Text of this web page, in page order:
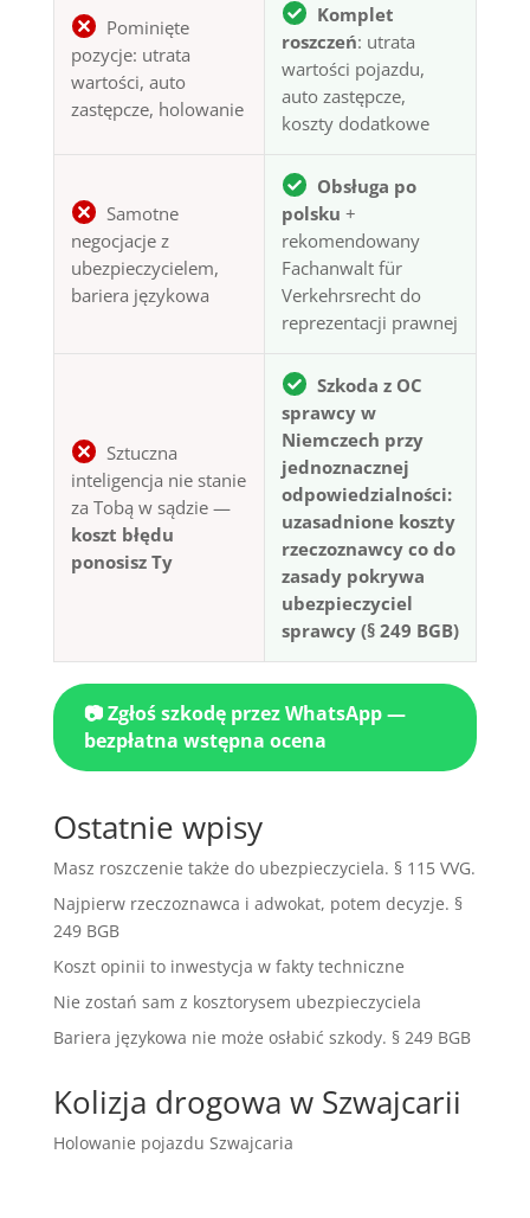
Pominięte
pozycje: utrata
wartości, auto
zastępcze, holowanie
Komplet
roszczeń: utrata
wartości pojazdu,
auto zastępcze,
koszty dodatkowe
Samotne
negocjacje z
ubezpieczycielem,
bariera językowa
Obsługa po
polsku +
rekomendowany
Fachanwalt für
Verkehrsrecht do
reprezentacji prawnej
Sztuczna
inteligencja nie stanie
za Tobą w sądzie —
koszt błędu
ponosisz Ty
Szkoda z OC
sprawcy w
Niemczech przy
jednoznacznej
odpowiedzialności:
uzasadnione koszty
rzeczoznawcy co do
zasady pokrywa
ubezpieczyciel
sprawcy (§ 249 BGB)
📷 Zgłoś szkodę przez WhatsApp —
bezpłatna wstępna ocena
Ostatnie wpisy
Masz roszczenie także do ubezpieczyciela. § 115 VVG.
Najpierw rzeczoznawca i adwokat, potem decyzje. §
249 BGB
Koszt opinii to inwestycja w fakty techniczne
Nie zostań sam z kosztorysem ubezpieczyciela
Bariera językowa nie może osłabić szkody. § 249 BGB
Kolizja drogowa w Szwajcarii
Holowanie pojazdu Szwajcaria